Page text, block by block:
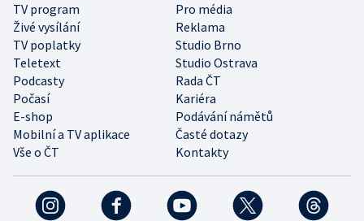
TV program
Pro média
Živé vysílání
Reklama
TV poplatky
Studio Brno
Teletext
Studio Ostrava
Podcasty
Rada ČT
Počasí
Kariéra
E-shop
Podávání námětů
Mobilní a TV aplikace
Časté dotazy
Vše o ČT
Kontakty